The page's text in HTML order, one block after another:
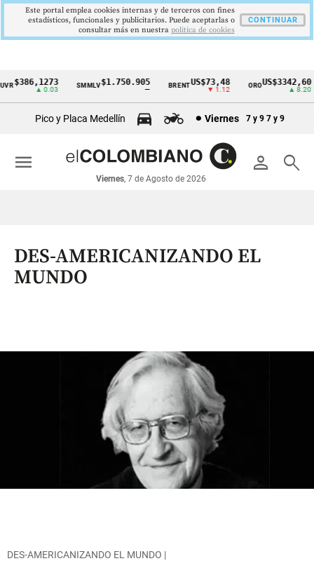
Cintillo
económicos
Colombia
$386,1273
▲ 0.03
SMMLV$1.750.905 BRENTUS$73,48
▼ 1.12
OROUS$3342,60
▲ 8.20
Pico y Placa Medellín Viernes 7 y 9 7 y 9
person search
Viernes, 7 de Agosto de 2026
menu
DES-AMERICANIZANDO EL
MUNDO
DES-AMERICANIZANDO EL MUNDO |
Este portal emplea cookies internas y de terceros con fines
estadísticos, funcionales y publicitarios. Puede aceptarlas o
consultar más en nuestra politica de cookies
CONTINUAR